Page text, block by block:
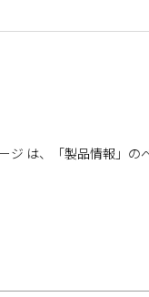
ジ は、「製品情報」